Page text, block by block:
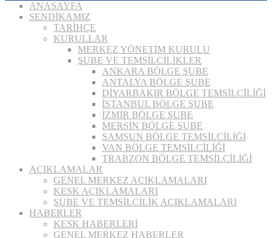
ANASAYFA
SENDİKAMIZ
TARİHÇE
KURULLAR
MERKEZ YÖNETİM KURULU
ŞUBE VE TEMSİLCİLİKLER
ANKARA BÖLGE ŞUBE
ANTALYA BÖLGE ŞUBE
DİYARBAKIR BÖLGE TEMSİLCİLİĞİ
İSTANBUL BÖLGE ŞUBE
İZMİR BÖLGE ŞUBE
MERSİN BÖLGE ŞUBE
SAMSUN BÖLGE TEMSİLCİLİĞİ
VAN BÖLGE TEMSİLCİLİĞİ
TRABZON BÖLGE TEMSİLCİLİĞİ
AÇIKLAMALAR
GENEL MERKEZ AÇIKLAMALARI
KESK AÇIKLAMALARI
ŞUBE VE TEMSİLCİLİK AÇIKLAMALARI
HABERLER
KESK HABERLERİ
GENEL MERKEZ HABERLER